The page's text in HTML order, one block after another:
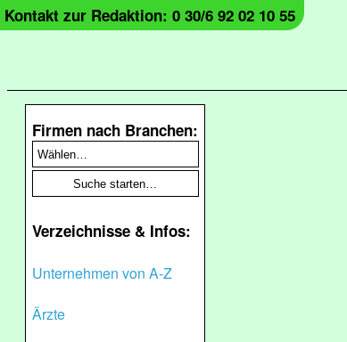
Kontakt zur Redaktion: 0 30/6 92 02 10 55
Firmen nach Branchen:
Verzeichnisse & Infos:
Unternehmen von A-Z
Ärzte